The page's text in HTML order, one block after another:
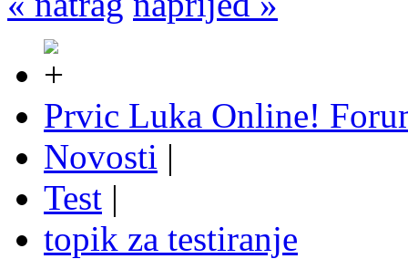
Prvic Luka Online!
Novosti |
Test |
topik za testiranje